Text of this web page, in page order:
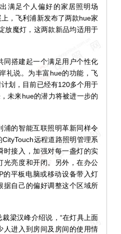
满足个人偏好的家居照明场
，飞利浦新发布了两款hue家
魔灯，这两款新品均适用于
搭建起一个满足用户个性化
礼说。为丰富hue的功能，飞
划，目前已经有120多个用于
未来hue的潜力将被进一步的
的智能互联照明革新同样令
远程道路照明管理系
时接入，加强对每一盏灯的实
光亮度和开闭。另外，在办公
的平板电脑或移动设备带入灯
据自己的偏好调整这个区域所
梁汉峰介绍说，“在灯具上面
人进入到房间及房间的使用情